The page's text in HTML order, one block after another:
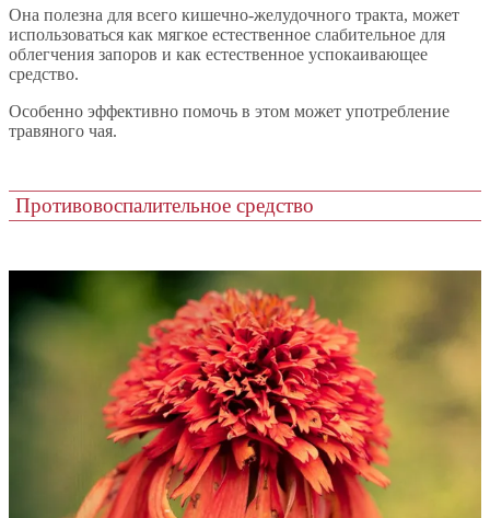
Она полезна для всего кишечно-желудочного тракта, может
использоваться как мягкое естественное слабительное для
облегчения запоров и как естественное успокаивающее
средство.
Особенно эффективно помочь в этом может употребление
травяного чая.
Противовоспалительное средство